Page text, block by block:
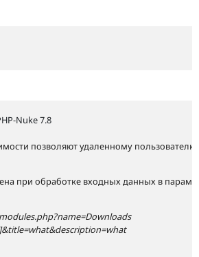
Nuke 7.8
позволяют удаленному
при обработке входных данных в